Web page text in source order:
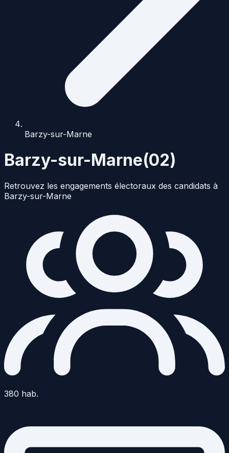
Barzy-sur-Marne
Barzy-sur-Marne(02)
Retrouvez les engagements électoraux des candidats à
Barzy-sur-Marne
380 hab.